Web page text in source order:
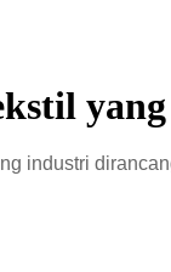
industri